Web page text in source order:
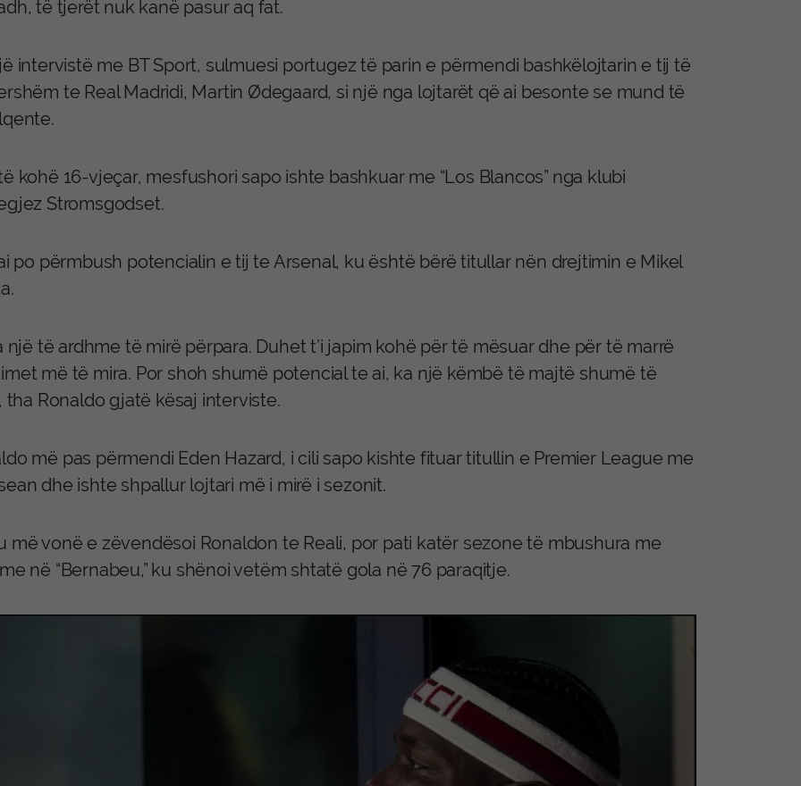
të tjerët nuk kanë pasur aq fat.
intervistë me BT Sport, sulmuesi portugez të parin e përmendi bashkëlojtarin e tij të
te Real Madridi, Martin Ødegaard, si një nga lojtarët që ai besonte se mund të
kohë 16-vjeçar, mesfushori sapo ishte bashkuar me “Los Blancos” nga klubi
Stromsgodset.
po përmbush potencialin e tij te Arsenal, ku është bërë titullar nën drejtimin e Mikel
një të ardhme të mirë përpara. Duhet t’i japim kohë për të mësuar dhe për të marrë
më të mira. Por shoh shumë potencial te ai, ka një këmbë të majtë shumë të
tha Ronaldo gjatë kësaj interviste.
më pas përmendi Eden Hazard, i cili sapo kishte fituar titullin e Premier League me
dhe ishte shpallur lojtari më i mirë i sezonit.
më vonë e zëvendësoi Ronaldon te Reali, por pati katër sezone të mbushura me
në “Bernabeu,” ku shënoi vetëm shtatë gola në 76 paraqitje.